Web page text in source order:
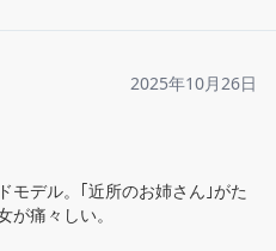
2025年10月26日
モデル。｢近所のお姉さん｣がた
が痛々しい。